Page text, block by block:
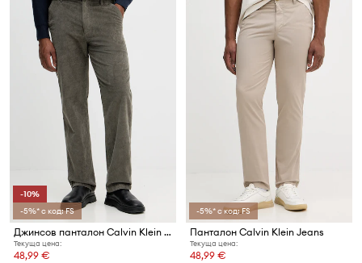
-10%
-5%* с код: FS
Джинсов панталон Calvin Klein Jeans
Текуща цена:
48,99 €
-5%* с код: FS
Панталон Calvin Klein Jeans
Текуща цена:
48,99 €